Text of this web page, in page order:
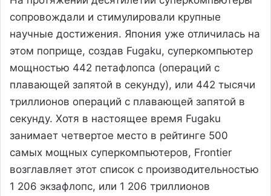
сопровождали и стимулировали крупные
научные достижения. Япония уже отличилась на
этом поприще, создав Fugaku, суперкомпьютер
мощностью 442 петафлопса (операций с
плавающей запятой в секунду), или 442 тысячи
триллионов операций с плавающей запятой в
секунду. Хотя в настоящее время Fugaku
занимает четвертое место в рейтинге 500
самых мощных суперкомпьютеров, Frontier
возглавляет этот список с производительностью
1 206 экзафлопс, или 1 206 триллионов